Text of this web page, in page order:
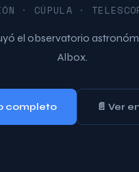
· CÚPULA ·
el observatorio
Albox.
completo 📄 Ver